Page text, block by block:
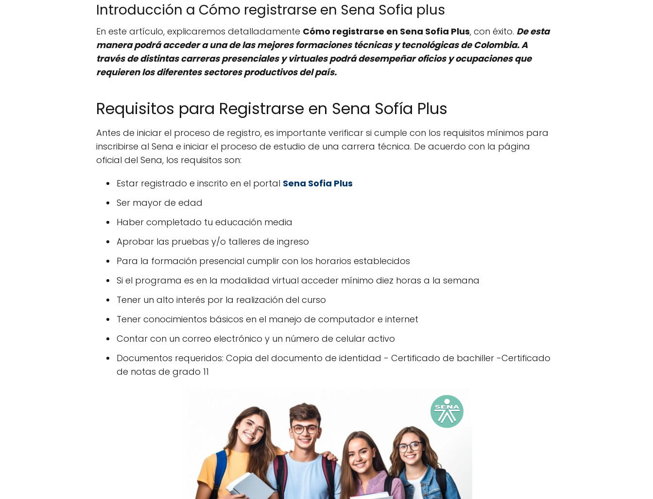
Introducción a Cómo registrarse en Sena Sofia plus
En este artículo, explicaremos detalladamente Cómo registrarse en Sena Sofia Plus, con éxito. De esta
manera podrá acceder a una de las mejores formaciones técnicas y tecnológicas de Colombia. A
través de distintas carreras presenciales y virtuales podrá desempeñar oficios y ocupaciones que
requieren los diferentes sectores productivos del país.
Requisitos para Registrarse en Sena Sofía Plus
Antes de iniciar el proceso de registro, es importante verificar si cumple con los requisitos mínimos para
inscribirse al Sena e iniciar el proceso de estudio de una carrera técnica. De acuerdo con la página
oficial del Sena, los requisitos son:
Estar registrado e inscrito en el portal Sena Sofia Plus
Ser mayor de edad
Haber completado tu educación media
Aprobar las pruebas y/o talleres de ingreso
Para la formación presencial cumplir con los horarios establecidos
Si el programa es en la modalidad virtual acceder mínimo diez horas a la semana
Tener un alto interés por la realización del curso
Tener conocimientos básicos en el manejo de computador e internet
Contar con un correo electrónico y un número de celular activo
Documentos requeridos: Copia del documento de identidad - Certificado de bachiller -Certificado
de notas de grado 11